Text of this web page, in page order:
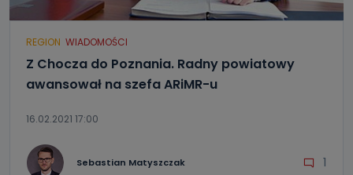
REGION WIADOMOŚCI
Z Chocza do Poznania. Radny powiatowy
awansował na szefa ARiMR-u
16.02.2021 17:00
Sebastian Matyszczak 1